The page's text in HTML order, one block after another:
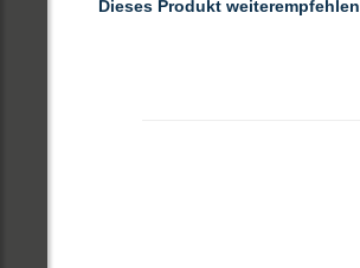
Dieses Produkt weiterempfehlen